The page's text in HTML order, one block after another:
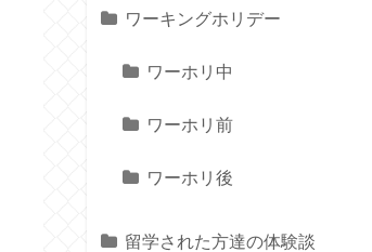
ワーキングホリデー
ワーホリ中
ワーホリ前
ワーホリ後
留学された方達の体験談